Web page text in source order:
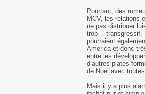
Pourtant, des
MCV, les relations
ne pas distribuer
trop… transgressif.
pourraient
America et donc
entre les
d’autres plates-
de Noël avec
Mais il y a plus